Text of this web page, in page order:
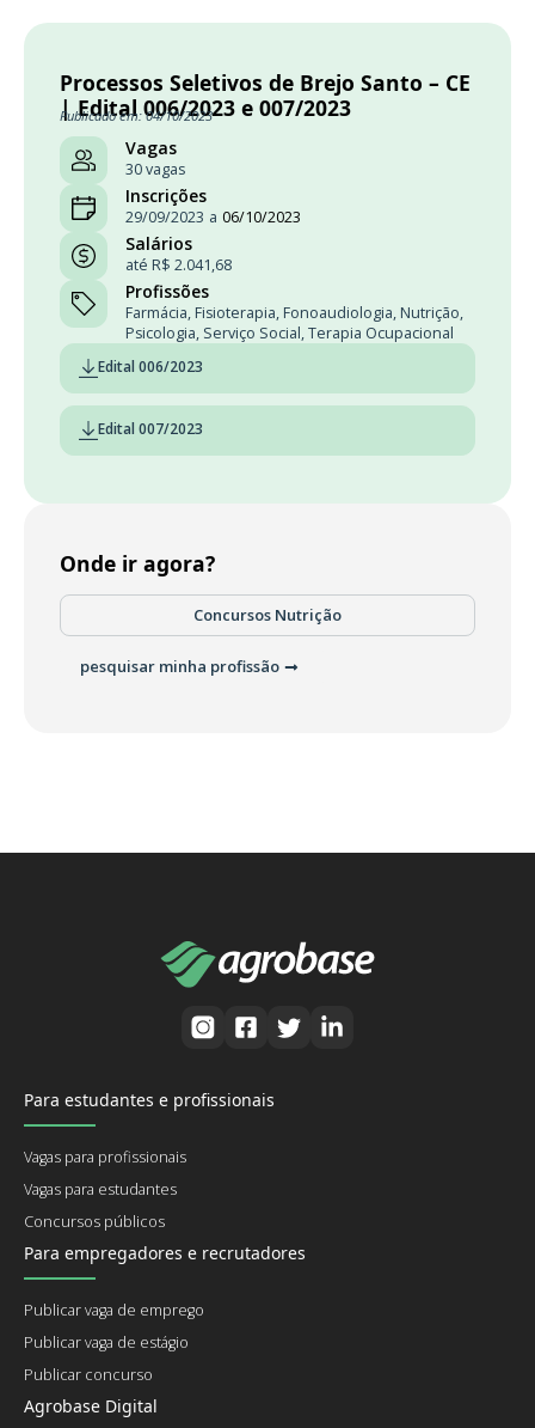
Processos Seletivos de Brejo Santo – CE
| Edital 006/2023 e 007/2023
Publicado em: 04/10/2023
Vagas
30 vagas
Inscrições
29/09/2023 a 06/10/2023
Salários
até R$ 2.041,68
Profissões
Farmácia, Fisioterapia, Fonoaudiologia, Nutrição,
Psicologia, Serviço Social,Terapia Ocupacional
Edital 006/2023
Edital 007/2023
Onde ir agora?
Concursos Nutrição
pesquisar minha profissão
Para estudantes e profissionais
Vagas para profissionais
Vagas para estudantes
Concursos públicos
Para empregadores e recrutadores
Publicar vaga de emprego
Publicar vaga de estágio
Publicar concurso
Agrobase Digital